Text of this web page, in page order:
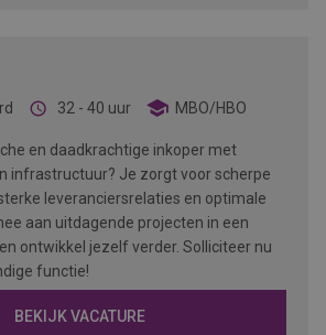
32 - 40 uur MBO/HBO
en daadkrachtige inkoper met
infrastructuur? Je zorgt voor scherpe
leveranciersrelaties en optimale
aan uitdagende projecten in een
ontwikkel jezelf verder. Solliciteer nu
functie!
BEKIJK VACATURE